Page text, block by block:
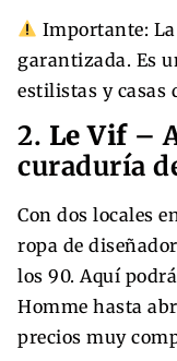
Importante:
garantizada. Es
estilistas y casas
2. Le Vif–
curaduría
Con dos locales
ropa de
los 90. Aquí
Homme hasta
precios muy